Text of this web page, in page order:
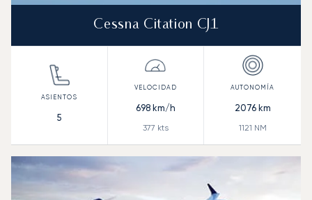
Cessna Citation CJ1
5
698km/h
377 kts
2076km
1121 NM